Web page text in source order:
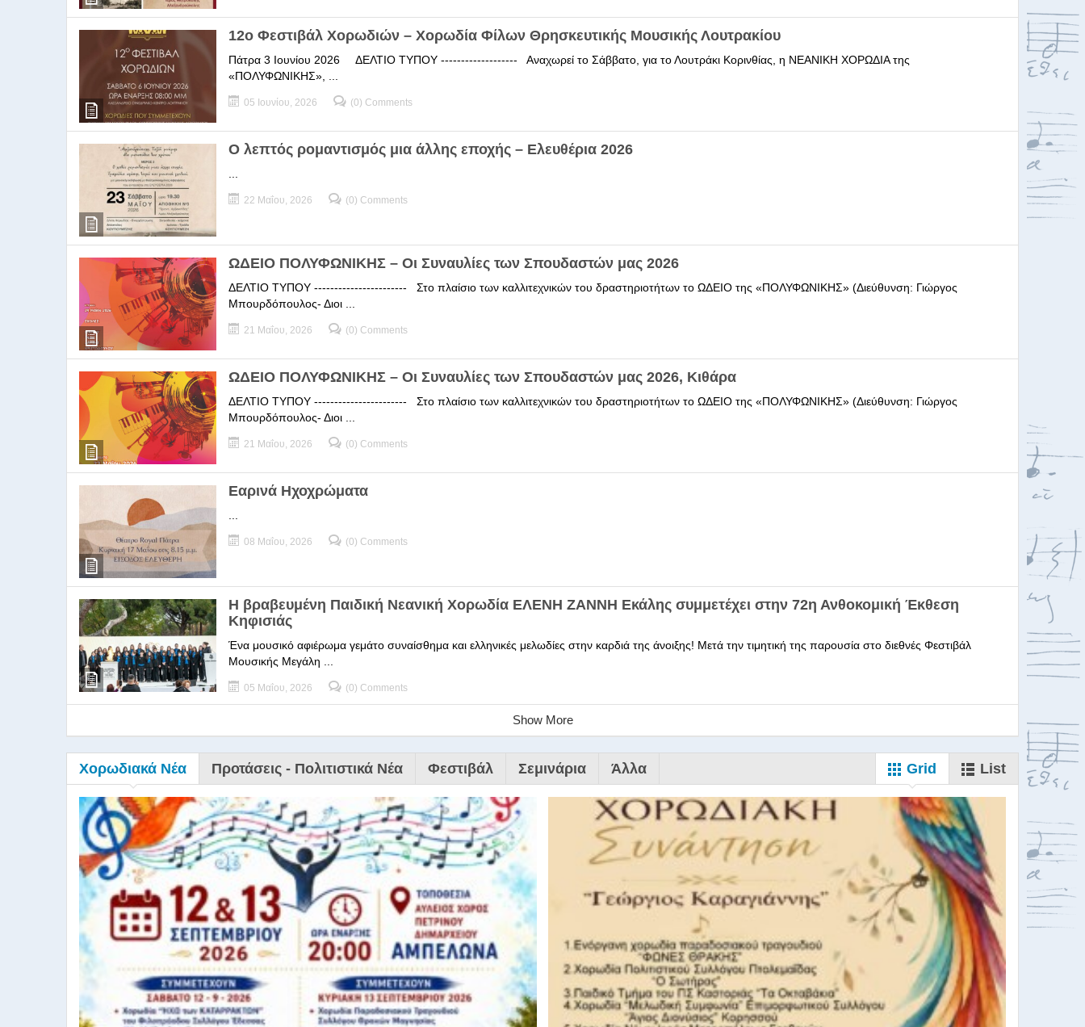
12ο Φεστιβάλ Χορωδιών – Χορωδία Φίλων Θρησκευτικής Μουσικής Λουτρακίου
Πάτρα 3 Ιουνίου 2026 ΔΕΛΤΙΟ ΤΥΠΟΥ ------------------- Αναχωρεί το Σάββατο, για το Λουτράκι Κορινθίας, η ΝΕΑΝΙΚΗ ΧΟΡΩΔΙΑ της
«ΠΟΛΥΦΩΝΙΚΗΣ», ...
05 Ιουνίου, 2026 (0) Comments
Ο λεπτός ρομαντισμός μια άλλης εποχής – Ελευθέρια 2026
22 Μαΐου, 2026 (0) Comments
ΩΔΕΙΟ ΠΟΛΥΦΩΝΙΚΗΣ – Οι Συναυλίες των Σπουδαστών μας 2026
ΔΕΛΤΙΟ ΤΥΠΟΥ ----------------------- Στο πλαίσιο των καλλιτεχνικών του δραστηριοτήτων το ΩΔΕΙΟ της «ΠΟΛΥΦΩΝΙΚΗΣ» (Διεύθυνση: Γιώργος
Μπουρδόπουλος- Διοι ...
21 Μαΐου, 2026 (0) Comments
ΩΔΕΙΟ ΠΟΛΥΦΩΝΙΚΗΣ – Οι Συναυλίες των Σπουδαστών μας 2026, Κιθάρα
ΔΕΛΤΙΟ ΤΥΠΟΥ ----------------------- Στο πλαίσιο των καλλιτεχνικών του δραστηριοτήτων το ΩΔΕΙΟ της «ΠΟΛΥΦΩΝΙΚΗΣ» (Διεύθυνση: Γιώργος
Μπουρδόπουλος- Διοι ...
21 Μαΐου, 2026 (0) Comments
Εαρινά Ηχοχρώματα
08 Μαΐου, 2026 (0) Comments
Η βραβευμένη Παιδική Νεανική Χορωδία ΕΛΕΝΗ ΖΑΝΝΗ Εκάλης συμμετέχει στην 72η Ανθοκομική Έκθεση
Κηφισιάς
Ένα μουσικό αφιέρωμα γεμάτο συναίσθημα και ελληνικές μελωδίες στην καρδιά της άνοιξης! Μετά την τιμητική της παρουσία στο διεθνές Φεστιβάλ
Μουσικής Μεγάλη ...
05 Μαΐου, 2026 (0) Comments
Show More
Χορωδιακά Νέα Προτάσεις - Πολιτιστικά Νέα Φεστιβάλ Σεμινάρια Άλλα Grid List